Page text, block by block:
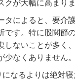
クが大幅に高まりま
タによると、要介
です。特に股関節
しないことが多く
少なくありません。
なるよりは絶対